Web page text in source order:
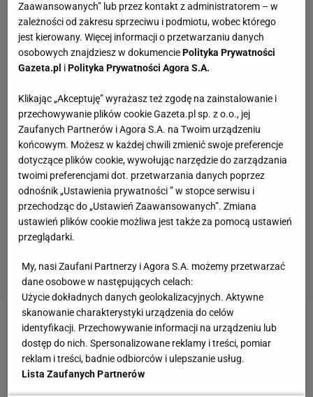
Zobacz wideo
Piłkarz Ekstraklasy nie wytrzymał po decyzji
Zaawansowanych” lub przez kontakt z administratorem – w
zależności od zakresu sprzeciwu i podmiotu, wobec którego
jest kierowany. Więcej informacji o przetwarzaniu danych
osobowych znajdziesz w dokumenciePolityka Prywatności
Gazeta.pl iPolityka Prywatności Agora S.A.
Klikając „Akceptuję” wyrażasz też zgodę na zainstalowanie i
przechowywanie plików cookie Gazeta.pl sp. z o.o., jej
Zaufanych Partnerów i Agora S.A. na Twoim urządzeniu
końcowym. Możesz w każdej chwili zmienić swoje preferencje
dotyczące plików cookie, wywołując narzędzie do zarządzania
twoimi preferencjami dot. przetwarzania danych poprzez
odnośnik „Ustawienia prywatności ” w stopce serwisu i
przechodząc do „Ustawień Zaawansowanych”. Zmiana
ustawień plików cookie możliwa jest także za pomocą ustawień
przeglądarki.
My, nasi Zaufani Partnerzy i Agora S.A. możemy przetwarzać
dane osobowe w następujących celach:
Użycie dokładnych danych geolokalizacyjnych. Aktywne
skanowanie charakterystyki urządzenia do celów
identyfikacji. Przechowywanie informacji na urządzeniu lub
dostęp do nich. Spersonalizowane reklamy i treści, pomiar
reklam i treści, badnie odbiorców i ulepszanie usług.
Lista Zaufanych Partnerów